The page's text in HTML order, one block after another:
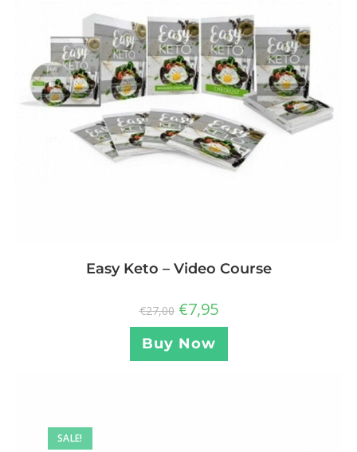
Easy Keto – Video Course
€27,00 €7,95
Buy Now
SALE!